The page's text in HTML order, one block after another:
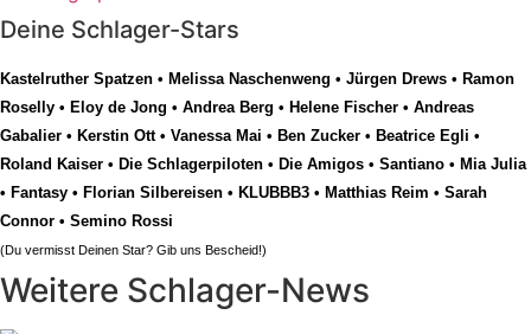
Deine Schlager-Stars
Kastelruther Spatzen • Melissa Naschenweng • Jürgen Drews • Ramon
Roselly • Eloy de Jong • Andrea Berg • Helene Fischer • Andreas
Gabalier • Kerstin Ott• Vanessa Mai • Ben Zucker • Beatrice Egli •
Roland Kaiser • Die Schlagerpiloten • Die Amigos • Santiano • Mia Julia
• Fantasy • Florian Silbereisen • KLUBBB3 • Matthias Reim • Sarah
Connor • Semino Rossi
(Du vermisst Deinen Star? Gib uns Bescheid!)
Weitere Schlager-News